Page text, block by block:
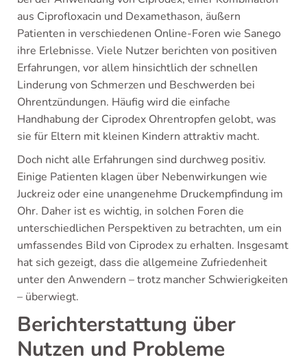
aus Ciprofloxacin und Dexamethason, äußern
Patienten in verschiedenen Online-Foren wie Sanego
ihre Erlebnisse. Viele Nutzer berichten von positiven
Erfahrungen, vor allem hinsichtlich der schnellen
Linderung von Schmerzen und Beschwerden bei
Ohrentzündungen. Häufig wird die einfache
Handhabung der Ciprodex Ohrentropfen gelobt, was
sie für Eltern mit kleinen Kindern attraktiv macht.
Doch nicht alle Erfahrungen sind durchweg positiv.
Einige Patienten klagen über Nebenwirkungen wie
Juckreiz oder eine unangenehme Druckempfindung im
Ohr. Daher ist es wichtig, in solchen Foren die
unterschiedlichen Perspektiven zu betrachten, um ein
umfassendes Bild von Ciprodex zu erhalten. Insgesamt
hat sich gezeigt, dass die allgemeine Zufriedenheit
unter den Anwendern – trotz mancher Schwierigkeiten
– überwiegt.
Berichterstattung über
Nutzen und Probleme